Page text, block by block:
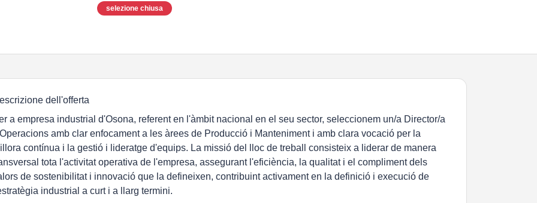
selezione chiusa
dell'offerta
a empresa industrial d'Osona, referent en l'àmbit nacional en el seu sector, seleccionem un/a Director/a
amb clar enfocament a les àrees de Producció i Manteniment i amb clara vocació per la
contínua i la gestió i lideratge d'equips. La missió del lloc de treball consisteix a liderar de manera
tota l'activitat operativa de l'empresa, assegurant l'eficiència, la qualitat i el compliment dels
de sostenibilitat i innovació que la defineixen, contribuint activament en la definició i execució de
industrial a curt i a llarg termini.